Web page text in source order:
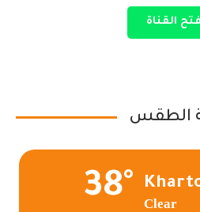
فتح القناة
الطقس
Clear
38°